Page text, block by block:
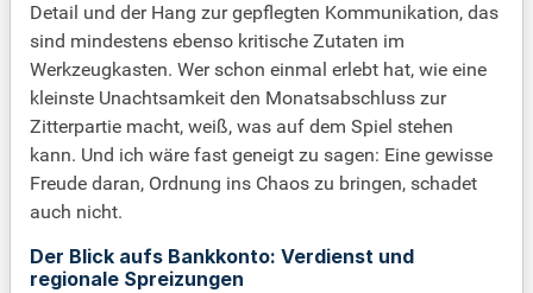
Detail und der Hang zur gepflegten Kommunikation, das
sind mindestens ebenso kritische Zutaten im
Werkzeugkasten. Wer schon einmal erlebt hat, wie eine
kleinste Unachtsamkeit den Monatsabschluss zur
Zitterpartie macht, weiß, was auf dem Spiel stehen
kann. Und ich wäre fast geneigt zu sagen: Eine gewisse
Freude daran, Ordnung ins Chaos zu bringen, schadet
auch nicht.
Der Blick aufs Bankkonto: Verdienst und
regionale Spreizungen